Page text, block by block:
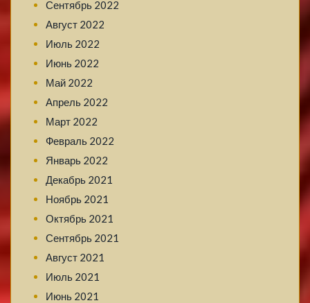
Сентябрь 2022
Август 2022
Июль 2022
Июнь 2022
Май 2022
Апрель 2022
Март 2022
Февраль 2022
Январь 2022
Декабрь 2021
Ноябрь 2021
Октябрь 2021
Сентябрь 2021
Август 2021
Июль 2021
Июнь 2021